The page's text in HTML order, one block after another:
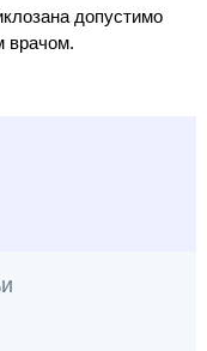
допустимо
врачом.